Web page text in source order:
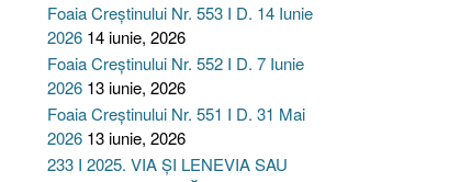
Foaia Creștinului Nr. 553 I D. 14 Iunie
2026 14 iunie, 2026
Foaia Creștinului Nr. 552 I D. 7 Iunie
2026 13 iunie, 2026
Foaia Creștinului Nr. 551 I D. 31 Mai
2026 13 iunie, 2026
233 I 2025. VIA ȘI LENEVIA SAU